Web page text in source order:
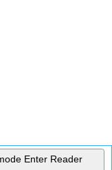
Enter Reader